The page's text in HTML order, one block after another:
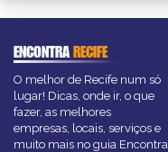
ENCONTRARECIFE
O melhor de Recife num só
lugar! Dicas, onde ir, o que
fazer, as melhores
empresas, locais, serviços e
muito mais no guia Encontra